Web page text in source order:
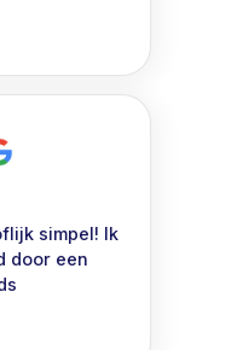
simpel! Ik
door een